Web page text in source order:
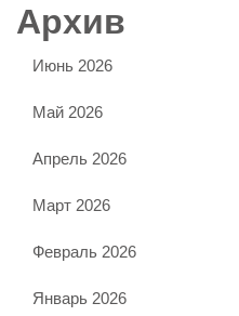
Архив
Июнь 2026
Май 2026
Апрель 2026
Март 2026
Февраль 2026
Январь 2026